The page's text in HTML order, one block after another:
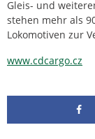
Gleis- und
stehen mehr als
Lokomotiven zur
www.cdcargo.cz